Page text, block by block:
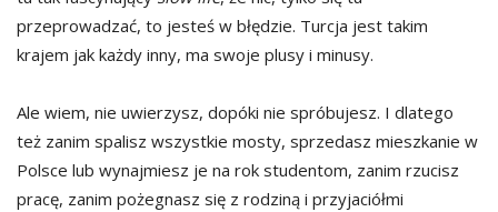
przeprowadzać, to jesteś w błędzie. Turcja jest takim
krajem jak każdy inny, ma swoje plusy i minusy.
Ale wiem, nie uwierzysz, dopóki nie spróbujesz. I dlatego
też zanim spalisz wszystkie mosty, sprzedasz mieszkanie w
Polsce lub wynajmiesz je na rok studentom, zanim rzucisz
pracę, zanim pożegnasz się z rodziną i przyjaciółmi